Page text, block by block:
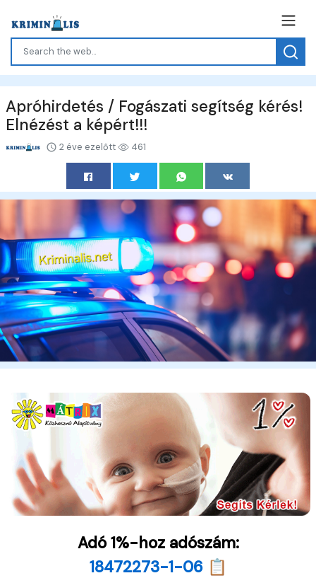
Apróhirdetés / Fogászati segítség kérés!
Elnézést a képért!!!
2 éve ezelőtt 461
Adó 1%-hoz adószám:
18472273-1-06 📋